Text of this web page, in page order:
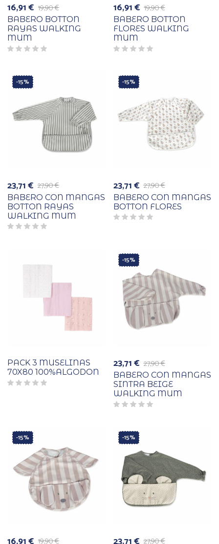
19,90€
El
precio
original
era:
19,90 €.
16,91€
El
precio
actual
es:
16,91 €.
BABERO BOTTON
RAYAS WALKING
MUM
19,90€
El
precio
original
era:
19,90 €.
16,91€
El
precio
actual
es:
16,91 €.
BABERO BOTTON
FLORES WALKING
MUM
-15%
27,90€
El
precio
original
era:
27,90 €.
23,71€
El
precio
actual
es:
23,71 €.
BABERO CON MANGAS
BOTTON RAYAS
WALKING MUM
-15%
27,90€
El
precio
original
era:
27,90 €.
23,71€
El
precio
actual
es:
23,71 €.
BABERO CON MANGAS
BOTTON FLORES
PACK 3 MUSELINAS
70X80 100%ALGODON
-15%
27,90€
El
precio
original
era:
27,90 €.
23,71€
El
precio
actual
es:
23,71 €.
BABERO CON MANGAS
SINTRA BEIGE
WALKING MUM
-15%
19,90€
-15%
27,90€